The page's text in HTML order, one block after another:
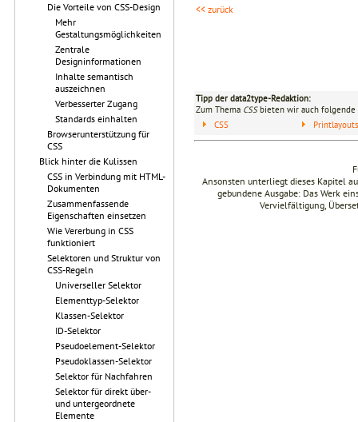
Die Vorteile von CSS-Design
Mehr
Gestaltungsmöglichkeiten
Zentrale
Designinformationen
Inhalte semantisch
auszeichnen
Verbesserter Zugang
Standards einhalten
Browserunterstützung für
CSS
Blick hinter die Kulissen
CSS in Verbindung mit HTML-
Dokumenten
Zusammenfassende
Eigenschaften einsetzen
Wie Vererbung in CSS
funktioniert
Selektoren und Struktur von
CSS-Regeln
Universeller Selektor
Elementtyp-Selektor
Klassen-Selektor
ID-Selektor
Pseudoelement-Selektor
Pseudoklassen-Selektor
Selektor für Nachfahren
Selektor für direkt über-
und untergeordnete
Elemente
<< zurück
Tipp der data2type-Redaktion:
Zum Thema CSSbieten wir auch folgende
CSS
Ansonsten unterliegt dieses Kapitel
gebundene Ausgabe: Das Werk
Vervielfältigung,